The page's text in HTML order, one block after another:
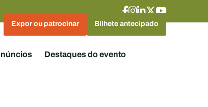
Expor ou patrocinar Bilhete antecipado
Destaques do evento